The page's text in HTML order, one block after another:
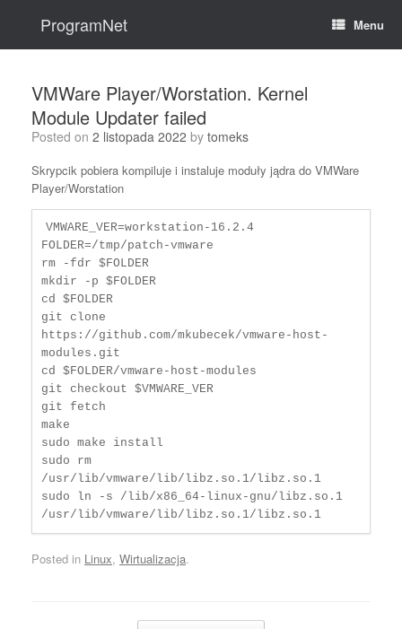
ProgramNet Menu
VMWare Player/Worstation. Kernel
Module Updater failed
Posted on 2 listopada 2022 by tomeks
Skrypcik pobiera kompiluje i instaluje moduły jądra do VMWare
Player/Worstation
VMWARE_VER=workstation-16.2.4
FOLDER=/tmp/patch-vmware
rm -fdr $FOLDER
mkdir -p $FOLDER
cd $FOLDER
git clone
https://github.com/mkubecek/vmware-host-
modules.git
cd $FOLDER/vmware-host-modules
git checkout $VMWARE_VER
git fetch
make
sudo make install
sudo rm
/usr/lib/vmware/lib/libz.so.1/libz.so.1
sudo ln -s /lib/x86_64-linux-gnu/libz.so.1
/usr/lib/vmware/lib/libz.so.1/libz.so.1
Posted in Linux, Wirtualizacja.